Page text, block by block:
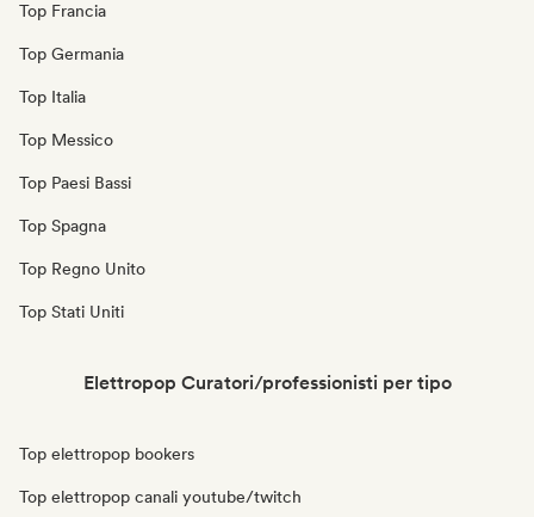
Top Francia
Top Germania
Top Italia
Top Messico
Top Paesi Bassi
Top Spagna
Top Regno Unito
Top Stati Uniti
Elettropop Curatori/professionisti per tipo
Top elettropop bookers
Top elettropop canali youtube/twitch